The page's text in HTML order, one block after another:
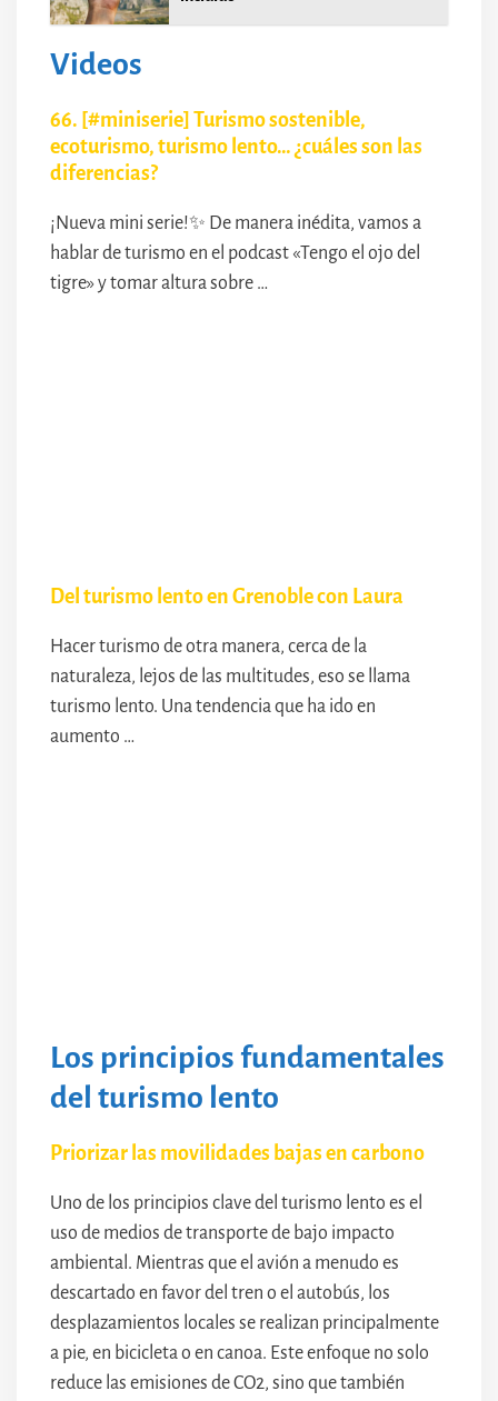
Videos
66. [#miniserie] Turismo sostenible,
ecoturismo, turismo lento… ¿cuáles son las
diferencias?
¡Nueva mini serie!✨ De manera inédita, vamos a
hablar de turismo en el podcast «Tengo el ojo del
tigre» y tomar altura sobre …
Del turismo lento en Grenoble con Laura
Hacer turismo de otra manera, cerca de la
naturaleza, lejos de las multitudes, eso se llama
turismo lento. Una tendencia que ha ido en
aumento …
Los principios fundamentales
del turismo lento
Priorizar las movilidades bajas en carbono
Uno de los principios clave del turismo lento es el
uso de medios de transporte de bajo impacto
ambiental. Mientras que el avión a menudo es
descartado en favor del tren o el autobús, los
desplazamientos locales se realizan principalmente
a pie, en bicicleta o en canoa. Este enfoque no solo
reduce las emisiones de CO2, sino que también